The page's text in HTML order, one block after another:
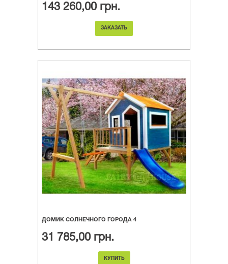
143 260,00 грн.
ЗАКАЗАТЬ
ДОМИК СОЛНЕЧНОГО ГОРОДА 4
31 785,00 грн.
КУПИТЬ